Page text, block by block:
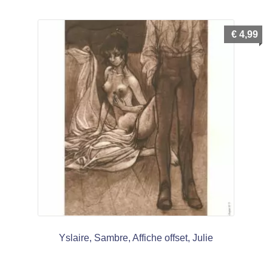
Yslaire, Sambre, Affiche offset, Julie
€ 4,99